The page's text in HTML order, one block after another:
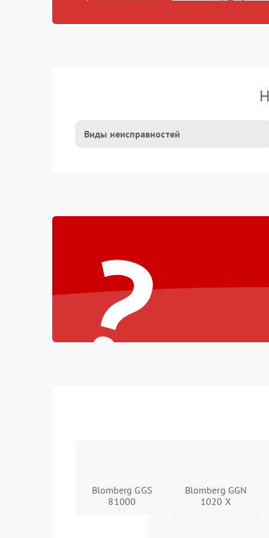
Виды неисправностей
?
Blomberg GGS
81000
Blomberg GGN
1020 X